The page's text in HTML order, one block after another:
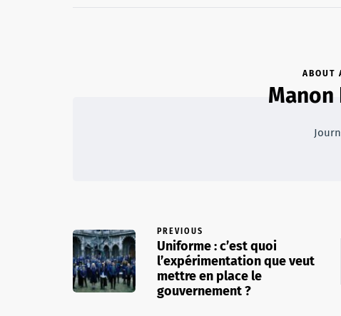
ABOUT
Manon
PREVIOUS
Uniforme : c’est quoi
l’expérimentation que veut
mettre en place le
gouvernement ?